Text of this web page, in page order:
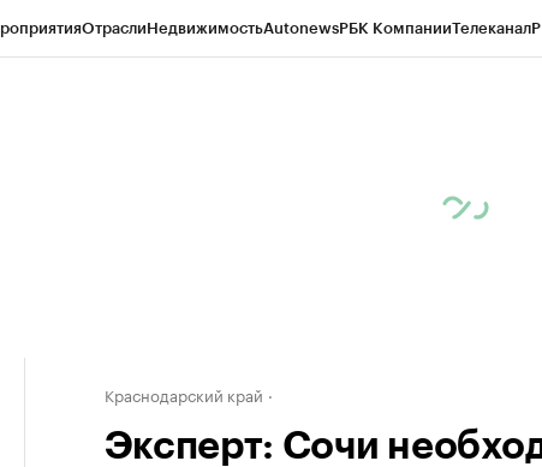
ОтраслиНедвижимостьAutonewsРБК КомпанииТелеканал
Краснодарский край
Эксперт: Сочи